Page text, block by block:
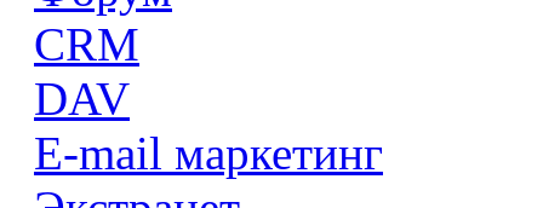
CRM
DAV
E-mail маркетинг